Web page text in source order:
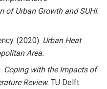
of Urban Growth and SUHI.
(2020). Urban Heat
Area.
Coping with the Impacts of
Review. TU Delft